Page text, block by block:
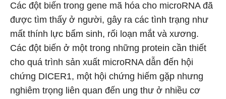
Các đột biến trong gene mã hóa cho microRNA đã
được tìm thấy ở người, gây ra các tình trạng như
mất thính lực bẩm sinh, rối loạn mắt và xương.
Các đột biến ở một trong những protein cần thiết
cho quá trình sản xuất microRNA dẫn đến hội
chứng DICER1, một hội chứng hiếm gặp nhưng
nghiêm trọng liên quan đến ung thư ở nhiều cơ